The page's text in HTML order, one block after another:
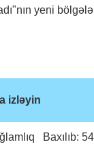
yeni
izləyin
Baxılıb: